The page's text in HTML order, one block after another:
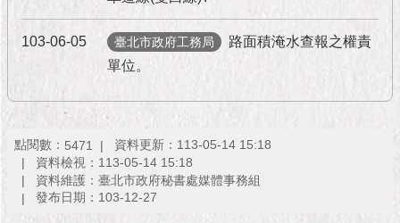
絡
統
1999）
103-06-05 臺北市政府工務局
路面積淹水查報之權責
單位。
點閱數： 5471
資料更新：113-05-14 15:18
資料檢視：113-05-14 15:18
資料維護：臺北市政府秘書處媒體事務組
發布日期：103-12-27